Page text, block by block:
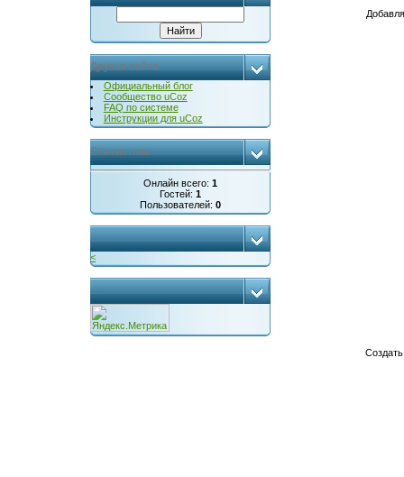
Друзья сайта
Официальный блог
Сообщество uCoz
FAQ по системе
Инструкции для uCoz
Статистика
Онлайн всего: 1
Гостей: 1
Пользователей: 0
...
<
...